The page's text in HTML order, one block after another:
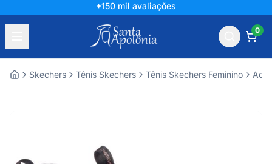
+150 mil avaliações
0
Skechers Tênis Skechers Tênis Skechers Feminino